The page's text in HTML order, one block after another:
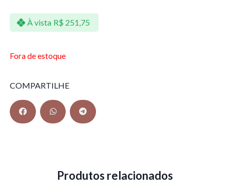
À vista R$ 251,75
Fora de estoque
COMPARTILHE
Produtos relacionados